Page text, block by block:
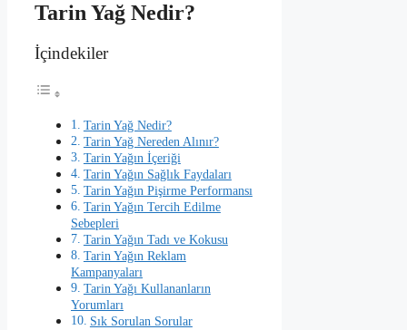
Tarin Yağ Nedir?
İçindekiler
Tarin Yağ Nedir?
Tarin Yağ Nereden Alınır?
Tarin Yağın İçeriği
Tarin Yağın Sağlık Faydaları
Tarin Yağın Pişirme Performansı
Tarin Yağın Tercih Edilme
Sebepleri
Tarin Yağın Tadı ve Kokusu
Tarin Yağın Reklam
Kampanyaları
Tarin Yağı Kullananların
Yorumları
Sık Sorulan Sorular